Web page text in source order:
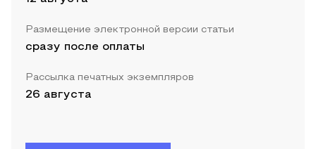
Размещение электронной версии статьи
сразу после оплаты
Рассылка печатных экземпляров
26 августа